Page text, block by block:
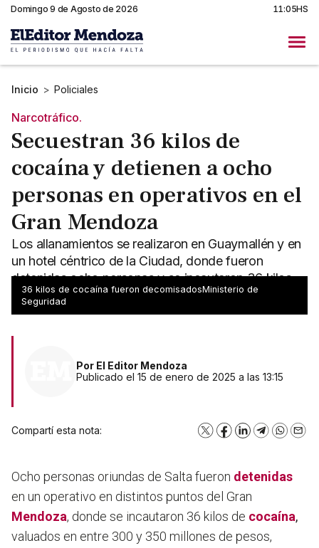
Domingo 9 de Agosto de 2026 11:05HS
Inicio > Policiales
Narcotráfico.
Secuestran 36 kilos de
cocaína y detienen a ocho
personas en operativos en el
Gran Mendoza
Los allanamientos se realizaron en Guaymallén y en
un hotel céntrico de la Ciudad, donde fueron
detenidas ocho personas y se incautaron 36 kilos
de cocaína.
36 kilos de cocaína fueron decomisadosMinisterio de
Seguridad
Por El Editor Mendoza
Publicado el 15 de enero de 2025 a las 13:15
Compartí esta nota: X Facebook
LinkedInTelegram
Ocho personas oriundas de Salta fueron detenidas
en un operativo en distintos puntos del Gran
Mendoza, donde se incautaron 36 kilos de cocaína,
valuados en entre 300 y 350 millones de pesos,